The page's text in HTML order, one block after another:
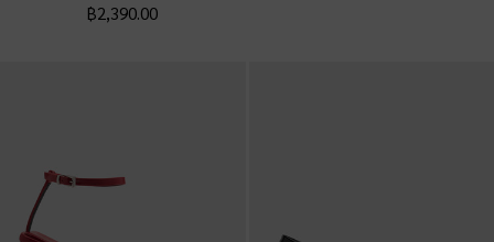
฿2,390.00